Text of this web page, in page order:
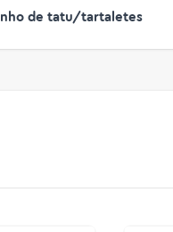
de tatu/tartaletes